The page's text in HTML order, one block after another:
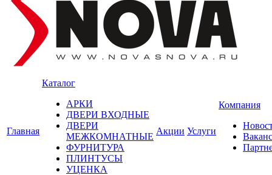
Главная
Каталог
АРКИ
ДВЕРИ ВХОДНЫЕ
ДВЕРИ
МЕЖКОМНАТНЫЕ
ФУРНИТУРА
ПЛИНТУСЫ
УЦЕНКА
Акции Услуги
Компания